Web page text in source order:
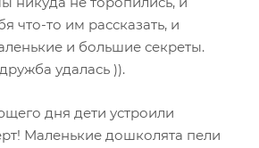
что-то им рассказать, и
и большие секреты.
удалась )).
дня дети устроили
Маленькие дошколята пели